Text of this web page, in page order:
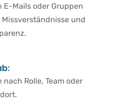
E-Mails oder Gruppen
und
b:
Rolle, Team oder